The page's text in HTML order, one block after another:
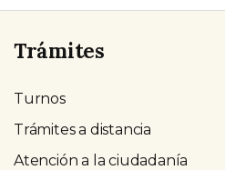
Trámites
Turnos
Trámites a distancia
Atención a la ciudadanía